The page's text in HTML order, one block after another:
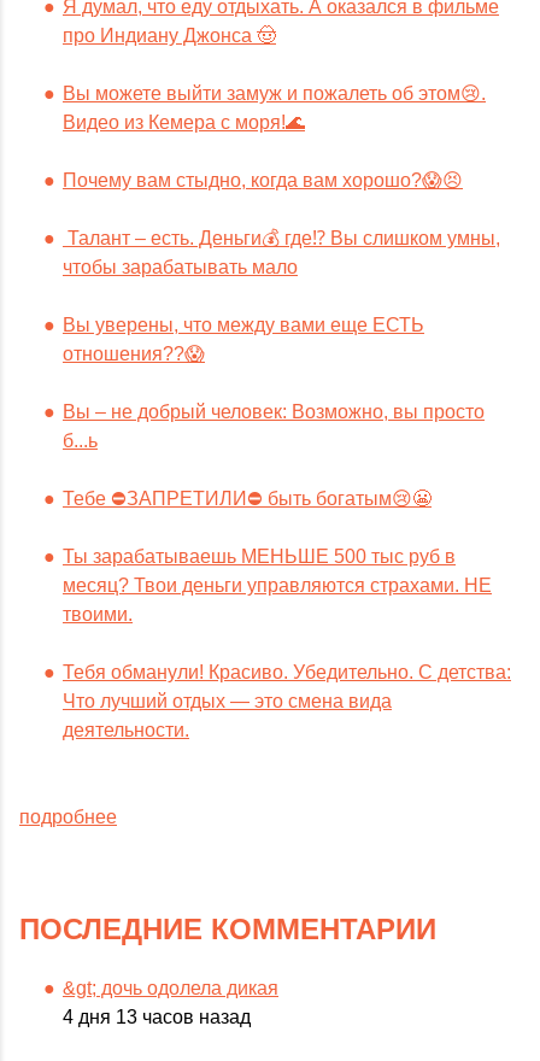
Я думал, что еду отдыхать. А оказался в фильме
про Индиану Джонса 🤠
Вы можете выйти замуж и пожалеть об этом😢.
Видео из Кемера с моря!🌊
Почему вам стыдно, когда вам хорошо?😱😣
Талант – есть. Деньги💰 где⁉️ Вы слишком умны,
чтобы зарабатывать мало
Вы уверены, что между вами еще ЕСТЬ
отношения??😱
Вы – не добрый человек: Возможно, вы просто
б...ь
Тебе ⛔️ЗАПРЕТИЛИ⛔️ быть богатым😢😬
Ты зарабатываешь МЕНЬШЕ 500 тыс руб в
месяц? Твои деньги управляются страхами. НЕ
твоими.
Тебя обманули! Красиво. Убедительно. С детства:
Что лучший отдых — это смена вида
деятельности.
подробнее
ПОСЛЕДНИЕ КОММЕНТАРИИ
&gt; дочь одолела дикая
4 дня 13 часов назад